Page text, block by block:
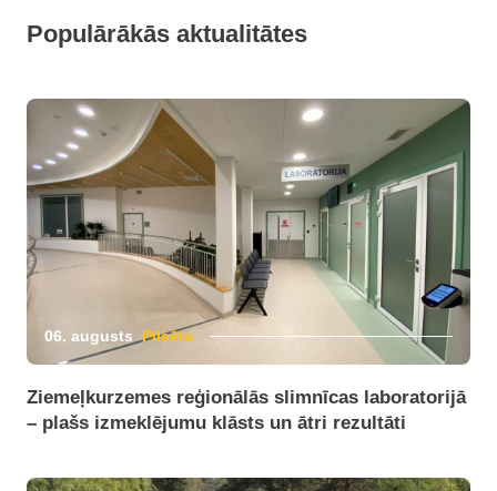
Populārākās aktualitātes
06. augusts Pilsēta
Ziemeļkurzemes reģionālās slimnīcas laboratorijā
– plašs izmeklējumu klāsts un ātri rezultāti